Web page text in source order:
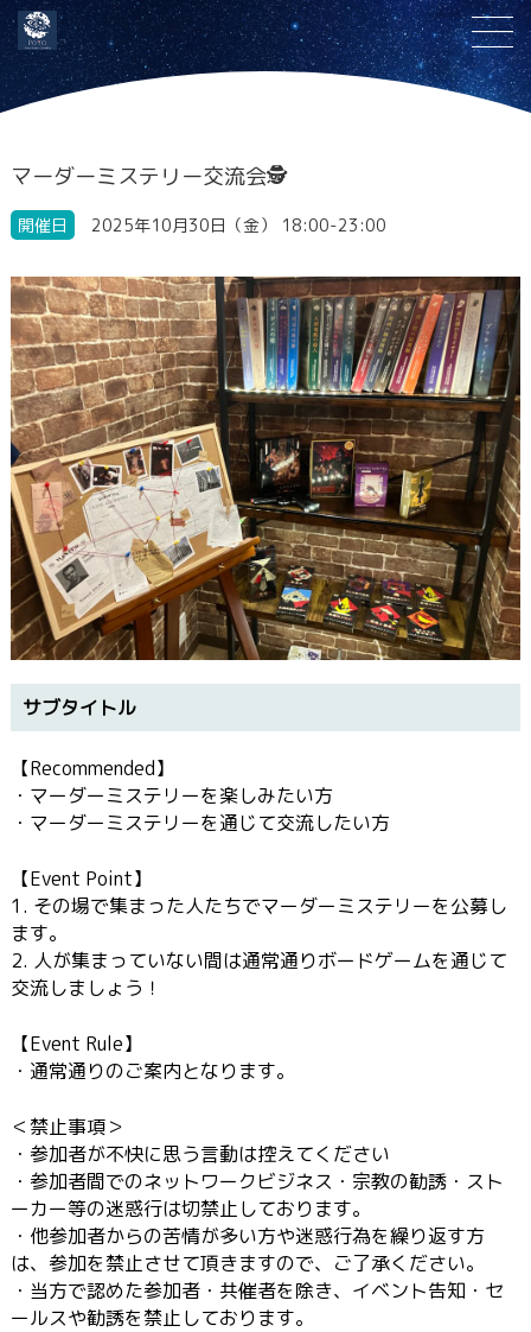
マーダーミステリー交流会🕵
開催日 2025年10月30日（金） 18:00-23:00
マ
ー
ダ
ー
ミ
ス
テ
リ
ー
交
流
会
🕵
【Recommended】
・マーダーミステリーを楽しみたい方
・マーダーミステリーを通じて交流したい方
【Event Point】
1. その場で集まった人たちでマーダーミステリーを公募し
ます。
2. 人が集まっていない間は通常通りボードゲームを通じて
交流しましょう！
【Event Rule】
・通常通りのご案内となります。
＜禁止事項＞
・参加者が不快に思う言動は控えてください
・参加者間でのネットワークビジネス・宗教の勧誘・スト
ーカー等の迷惑行は切禁止しております。
・他参加者からの苦情が多い方や迷惑行為を繰り返す方
は、参加を禁止させて頂きますので、ご了承ください。
・当方で認めた参加者・共催者を除き、イベント告知・セ
ールスや勧誘を禁止しております。